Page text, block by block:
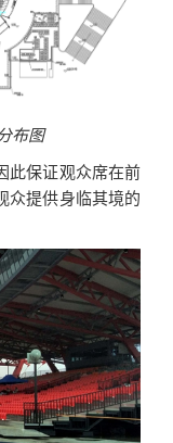
布图
此保证观众席在前
众提供身临其境的